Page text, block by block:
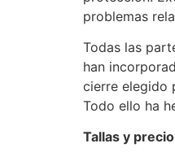
problemas
Todas las
han
cierre elegido
Todo ello ha
Tallas y